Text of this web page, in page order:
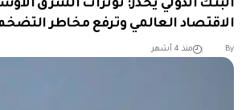
البنك الدولي يحذر: توترات الشرق
الاقتصاد العالمي وترفع مخاطر
By منذ 4 أشهر